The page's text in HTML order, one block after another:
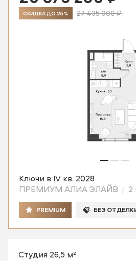
СКИДКА ДО 25% 27 435 000 ₽
Ключи в IV кв. 2028
ПРЕМИУМ АЛИА ЭЛАЙВ
2
PREMIUM БЕЗ
Студия 26,5 м²